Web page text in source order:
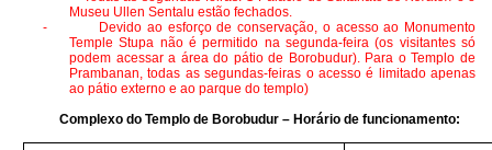
Museu Ullen Sentalu estão fechados.
-
Devido ao esforço de conservação, o acesso ao Monumento
Temple Stupa não é permitido na segunda-feira (os visitantes só
podem acessar a área do pátio de Borobudur). Para o Templo de
Prambanan, todas as segundas-feiras o acesso é limitado apenas
ao pátio externo e ao parque do templo)
Complexo do Templo de Borobudur – Horário de funcionamento: